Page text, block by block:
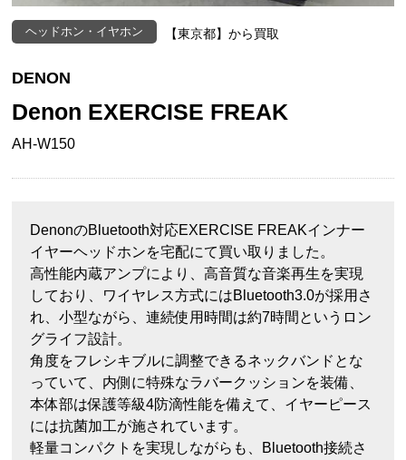
ヘッドホン・イヤホン 【東京都】から買取
DENON
Denon EXERCISE FREAK
AH-W150
DenonのBluetooth対応EXERCISE FREAKインナー
イヤーヘッドホンを宅配にて買い取りました。
高性能内蔵アンプにより、高音質な音楽再生を実現
しており、ワイヤレス方式にはBluetooth3.0が採用さ
れ、小型ながら、連続使用時間は約7時間というロン
グライフ設計。
角度をフレシキブルに調整できるネックバンドとな
っていて、内側に特殊なラバークッションを装備、
本体部は保護等級4防滴性能を備えて、イヤーピース
には抗菌加工が施されています。
軽量コンパクトを実現しながらも、Bluetooth接続さ